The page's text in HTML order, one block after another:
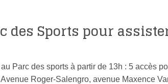
des Sports pour
Parc des sports à partir de 13h : 5 accès
Roger-Salengro, avenue Maxence